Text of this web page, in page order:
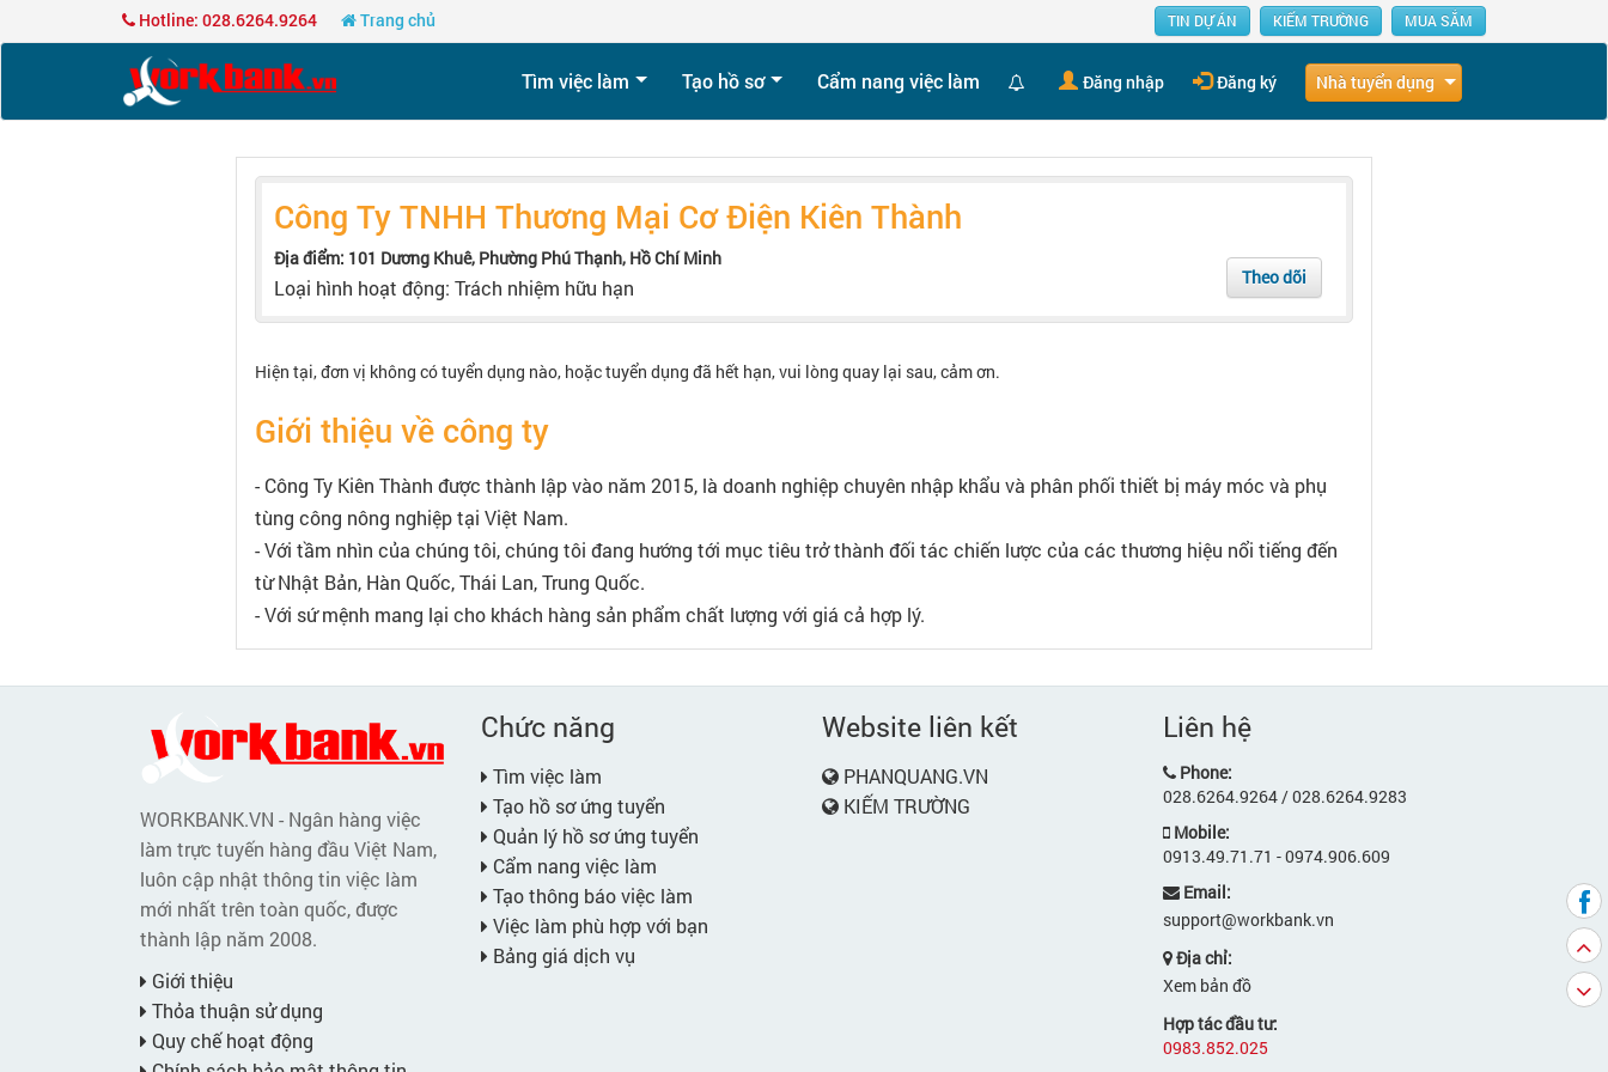
Hotline: 028.6264.9264 Trang chủ TIN DỰ ÁN KIẾM TRƯỜNG MUA SẮM
Tìm việc làm Tạo hồ sơ Cẩm nang việc làm Đăng nhập Đăng ký Nhà tuyển dụng
Công Ty TNHH Thương Mại Cơ Điện Kiên Thành
Địa điểm: 101 Dương Khuê, Phường Phú Thạnh, Hồ Chí Minh
Loại hình hoạt động: Trách nhiệm hữu hạn Theo dõi
Hiện tại, đơn vị không có tuyển dụng nào, hoặc tuyển dụng đã hết hạn, vui lòng quay lại sau, cảm ơn.
Giới thiệu về công ty
- Công Ty Kiên Thành được thành lập vào năm 2015, là doanh nghiệp chuyên nhập khẩu và phân phối thiết bị máy móc và phụ
tùng công nông nghiệp tại Việt Nam.
- Với tầm nhìn của chúng tôi, chúng tôi đang hướng tới mục tiêu trở thành đối tác chiến lược của các thương hiệu nổi tiếng đến
từ Nhật Bản, Hàn Quốc, Thái Lan, Trung Quốc.
- Với sứ mệnh mang lại cho khách hàng sản phẩm chất lượng với giá cả hợp lý.
WORKBANK.VN - Ngân hàng việc
làm trực tuyến hàng đầu Việt Nam,
luôn cập nhật thông tin việc làm
mới nhất trên toàn quốc, được
thành lập năm 2008.
Giới thiệu
Thỏa thuận sử dụng
Quy chế hoạt động
Chức năng
Tìm việc làm
Tạo hồ sơ ứng tuyển
Quản lý hồ sơ ứng tuyển
Cẩm nang việc làm
Tạo thông báo việc làm
Việc làm phù hợp với bạn
Bảng giá dịch vụ
Website liên kết
PHANQUANG.VN
KIẾM TRƯỜNG
Liên hệ
Phone:
028.6264.9264 / 028.6264.9283
Mobile:
0913.49.71.71 - 0974.906.609
Email:
support@workbank.vn
Địa chỉ:
Xem bản đồ
Hợp tác đầu tư:
0983.852.025